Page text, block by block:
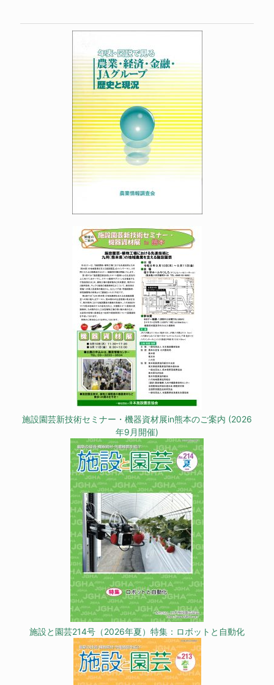
施設園芸新技術セミナー・機器資材展in熊本のご案内 (2026
年9月開催)
施設と園芸214号（2026年夏）特集：ロボットと自動化